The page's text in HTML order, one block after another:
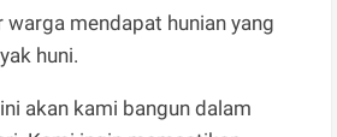
mendapat hunian yang
huni.
akan kami bangun dalam